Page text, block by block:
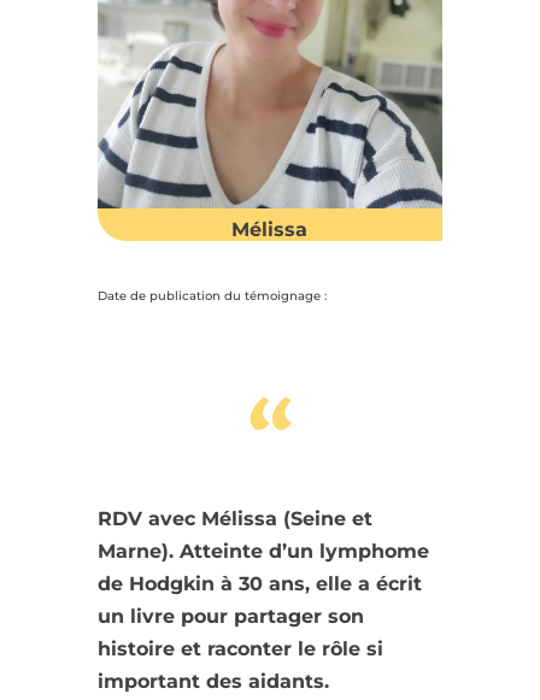
Mélissa
Date de publication du témoignage :
“
RDV avec Mélissa (Seine et
Marne). Atteinte d’un lymphome
de Hodgkin à 30 ans, elle a écrit
un livre pour partager son
histoire et raconter le rôle si
important des aidants.